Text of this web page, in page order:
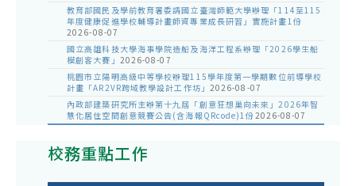
教育部國民及學前教育署委請國立臺灣師範大學辦理「114至115
年度健康促進學校輔導計畫師資專業成長研習」實施計畫1份
2026-08-07
國立高雄科技大學海事學院造船及海洋工程系辦理「2026學生船
模創客大賽」 2026-08-07
桃園市立陽明高級中等學校辦理115學年度第一學期數位前導學校
計畫「AR2VR跨域教學設計工作坊」 2026-08-07
內政部建築研究所主辦第十九屆「創意狂想巢向未來」2026年智
慧化居住空間創意競賽公告(含海報QRcode)1份2026-08-07
校務重點工作